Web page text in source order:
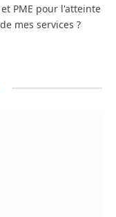
PME pour l'atteinte
mes services ?